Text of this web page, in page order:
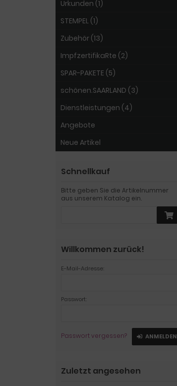
Urkunden (1)
STEMPEL (1)
Zubehör (13)
ImpfzertifikaRte (2)
SPAR-PAKETE (5)
schönen.SAARLAND (3)
Dienstleistungen (4)
Angebote
Neue Artikel
Schnellkauf
Bitte geben Sie die Artikelnummer
aus unserem Katalog ein.
Willkommen zurück!
E-Mail-Adresse:
Passwort:
Passwort vergessen? ANMELDEN
Zuletzt angesehen